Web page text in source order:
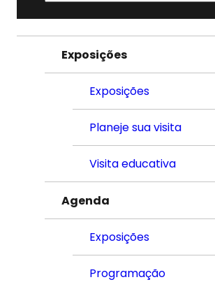
por:
Exposições
Exposições
Planeje sua visita
Visita educativa
Agenda
Exposições
Programação